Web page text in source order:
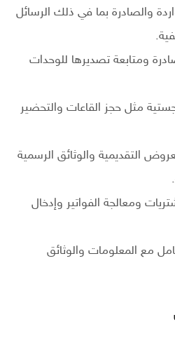
والصادرة بما في ذلك الرسائل
ومتابعة تصديرها للوحدات
مثل حجز القاعات والتحضير
التقديمية والوثائق الرسمية
ومعالجة الفواتير وإدخال
مع المعلومات والوثائق